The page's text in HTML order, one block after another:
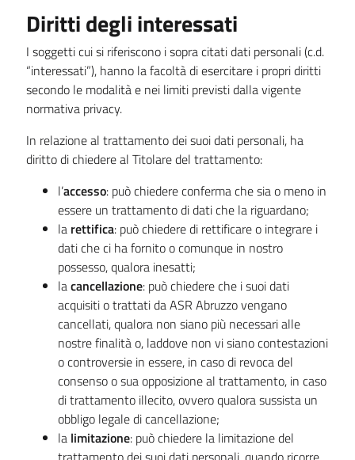
Diritti degli interessati
I soggetti cui si riferiscono i sopra citati dati personali (c.d.
“interessati”), hanno la facoltà di esercitare i propri diritti
secondo le modalità e nei limiti previsti dalla vigente
normativa privacy.
In relazione al trattamento dei suoi dati personali, ha
diritto di chiedere al Titolare del trattamento:
l’accesso: può chiedere conferma che sia o meno in
essere un trattamento di dati che la riguardano;
la rettifica: può chiedere di rettificare o integrare i
dati che ci ha fornito o comunque in nostro
possesso, qualora inesatti;
lacancellazione: può chiedere che i suoi dati
acquisiti o trattati da ASR Abruzzo vengano
cancellati, qualora non siano più necessari alle
nostre finalità o, laddove non vi siano contestazioni
o controversie in essere, in caso di revoca del
consenso o sua opposizione al trattamento, in caso
di trattamento illecito, ovvero qualora sussista un
obbligo legale di cancellazione;
la limitazione: può chiedere la limitazione del